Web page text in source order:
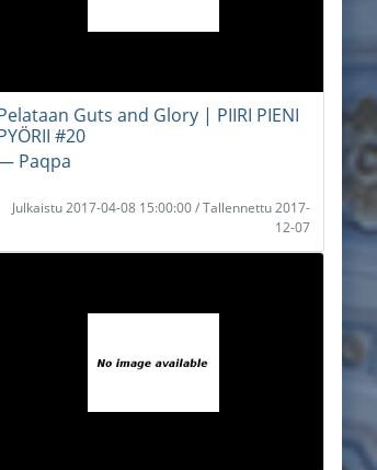
Guts and Glory | PIIRI PIENI
#20
Paqpa
Julkaistu 2017-04-08 15:00:00 / Tallennettu 2017-
12-07